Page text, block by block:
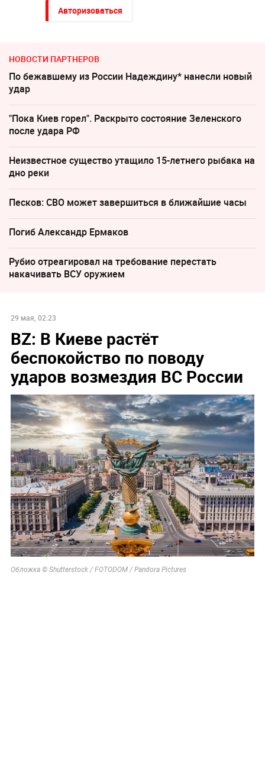
Авторизоваться
НОВОСТИ ПАРТНЕРОВ
По бежавшему из России Надеждину* нанесли новый
удар
"Пока Киев горел". Раскрыто состояние Зеленского
после удара РФ
Неизвестное существо утащило 15-летнего рыбака на
дно реки
Песков: СВО может завершиться в ближайшие часы
Погиб Александр Ермаков
Рубио отреагировал на требование перестать
накачивать ВСУ оружием
29 мая, 02:23
BZ: В Киеве растёт
беспокойство по поводу
ударов возмездия ВС России
Обложка © Shutterstock / FOTODOM / Pandora Pictures